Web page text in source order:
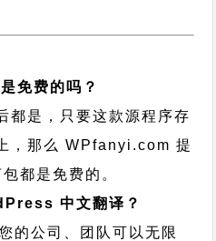
免费的吗？
都是，只要这款源程序存
，那么 WPfanyi.com 提
都是免费的。
中文翻译？
的公司、团队可以无限